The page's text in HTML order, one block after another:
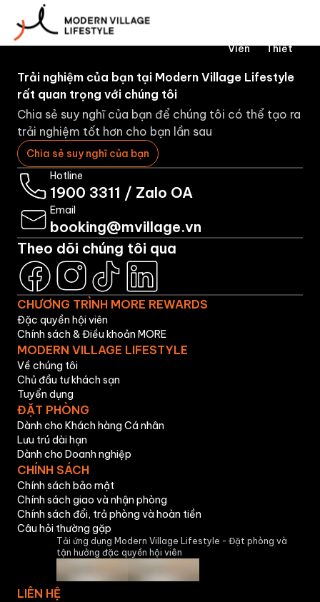
Viên
Thiết
Trải nghiệm của bạn tại Modern Village Lifestyle
rất quan trọng với chúng tôi
Chia sẻ suy nghĩ của bạn để chúng tôi có thể tạo ra
trải nghiệm tốt hơn cho bạn lần sau
Chia sẻ suy nghĩ của bạn
Hotline
1900 3311 / Zalo OA
Email
booking@mvillage.vn
Theo dõi chúng tôi qua
CHƯƠNG TRÌNH MORE REWARDS
Đặc quyền hội viên
Chính sách & Điều khoản MORE
MODERN VILLAGE LIFESTYLE
Về chúng tôi
Chủ đầu tư khách sạn
Tuyển dụng
ĐẶT PHÒNG
Dành cho Khách hàng Cá nhân
Lưu trú dài hạn
Dành cho Doanh nghiệp
CHÍNH SÁCH
Chính sách bảo mật
Chính sách giao và nhận phòng
Chính sách đổi, trả phòng và hoàn tiền
Câu hỏi thường gặp
Tải ứng dụng Modern Village Lifestyle - Đặt phòng và
tận hưởng đặc quyền hội viên
LIÊN HỆ